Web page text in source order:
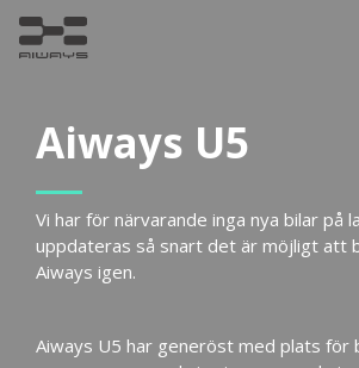
Gå
vidare
Aiways U5
Vi har för närvarande inga nya bilar på
uppdateras så snart det är möjligt att
Aiways igen.
Aiways U5 har generöst med plats för